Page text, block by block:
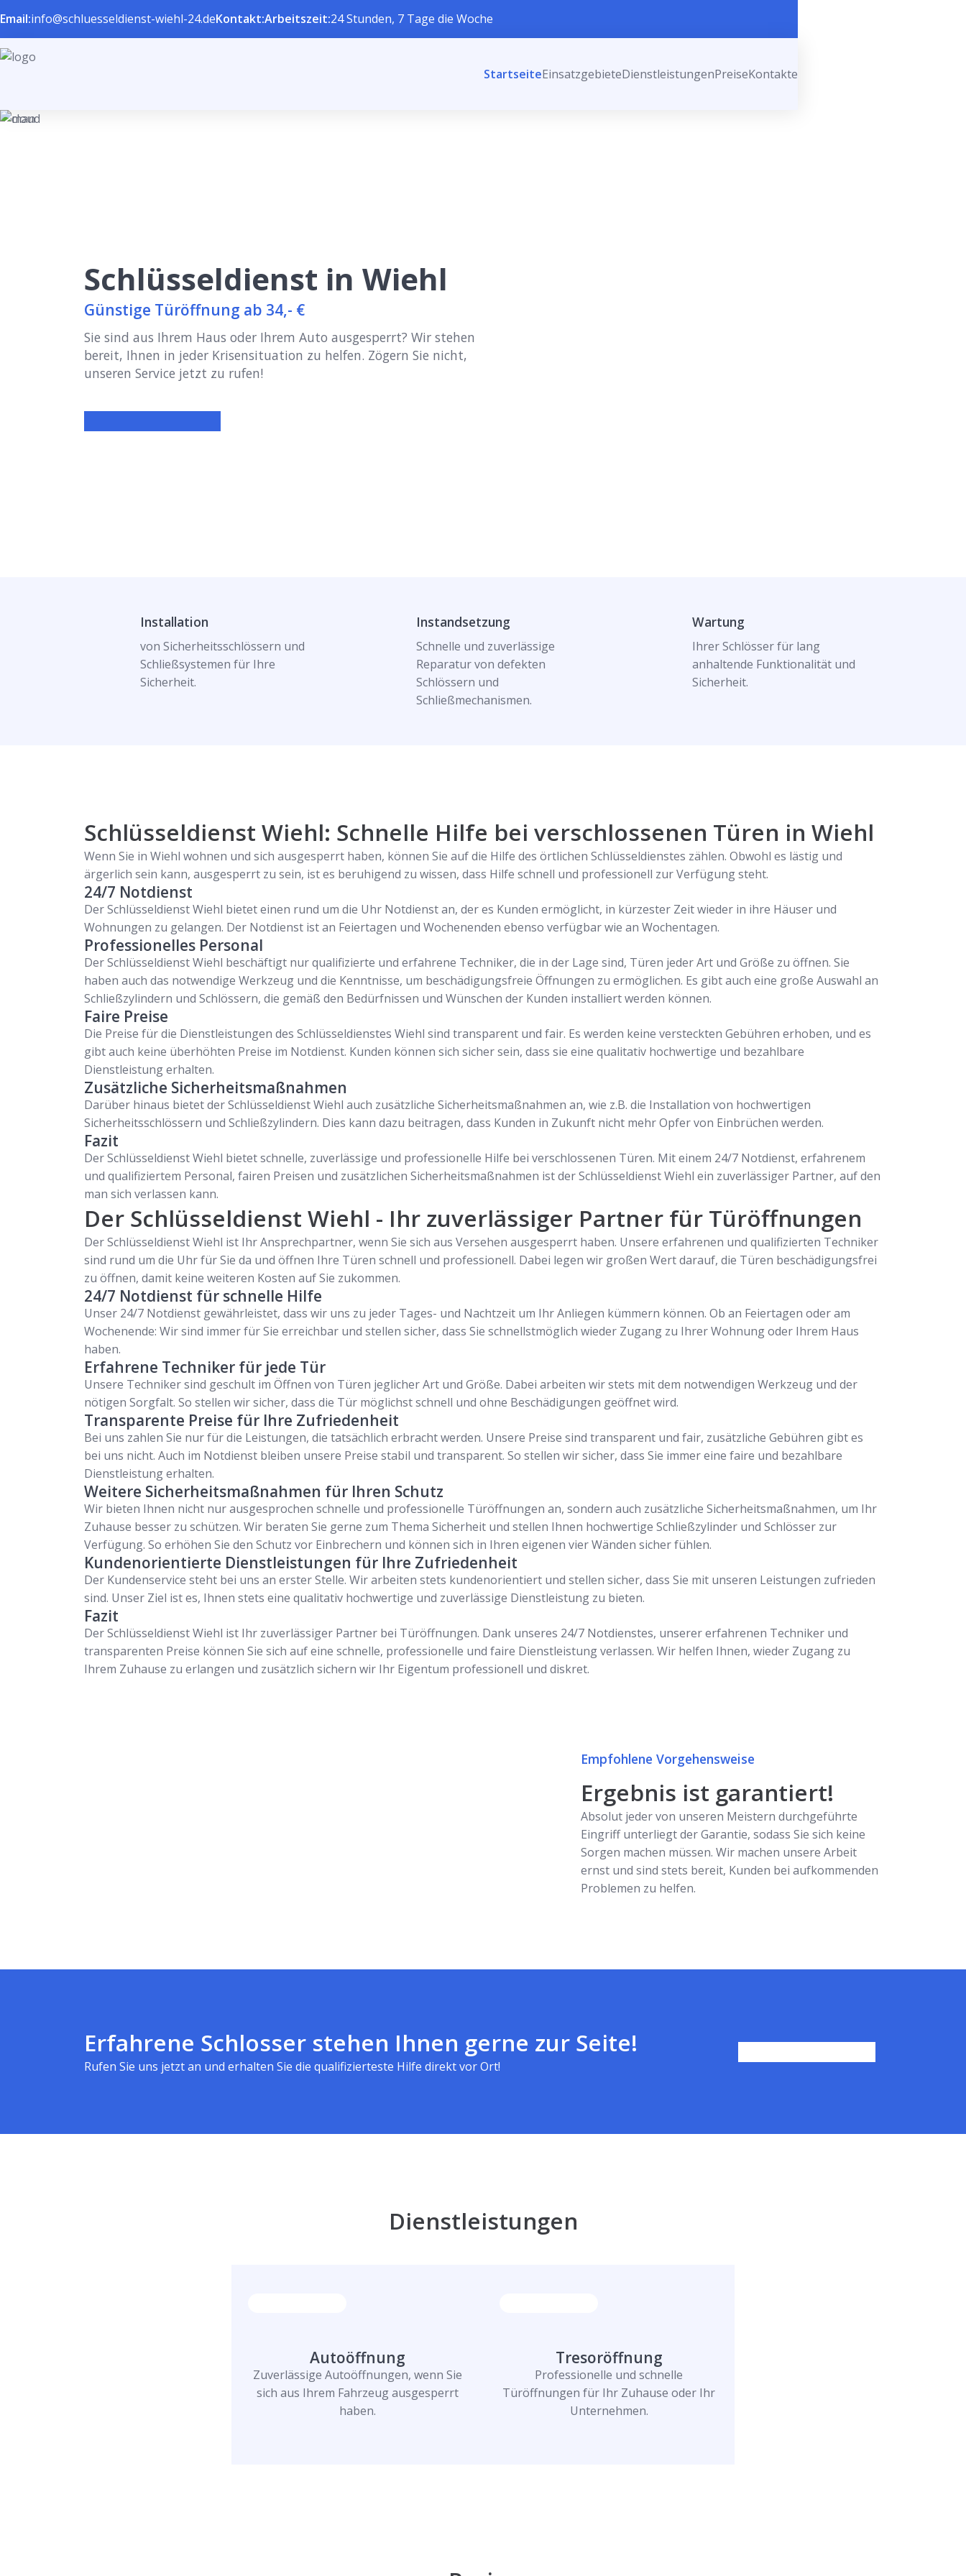
Email:info@schluesseldienst-wiehl-24.deKontakt:Arbeitszeit:24 Stunden, 7 Tage die Woche
StartseiteEinsatzgebieteDienstleistungenPreiseKontakte
Schlüsseldienst in Wiehl
Günstige Türöffnung ab 34,- €
Sie sind aus Ihrem Haus oder Ihrem Auto ausgesperrt? Wir stehen
bereit, Ihnen in jeder Krisensituation zu helfen. Zögern Sie nicht,
unseren Service jetzt zu rufen!
Installation
von Sicherheitsschlössern und
Schließsystemen für Ihre
Sicherheit.
Instandsetzung
Schnelle und zuverlässige
Reparatur von defekten
Schlössern und
Schließmechanismen.
Wartung
Ihrer Schlösser für lang
anhaltende Funktionalität und
Sicherheit.
Schlüsseldienst Wiehl: Schnelle Hilfe bei verschlossenen Türen in Wiehl
Wenn Sie in Wiehl wohnen und sich ausgesperrt haben, können Sie auf die Hilfe des örtlichen Schlüsseldienstes zählen. Obwohl es lästig und
ärgerlich sein kann, ausgesperrt zu sein, ist es beruhigend zu wissen, dass Hilfe schnell und professionell zur Verfügung steht.
24/7 Notdienst
Der Schlüsseldienst Wiehl bietet einen rund um die Uhr Notdienst an, der es Kunden ermöglicht, in kürzester Zeit wieder in ihre Häuser und
Wohnungen zu gelangen. Der Notdienst ist an Feiertagen und Wochenenden ebenso verfügbar wie an Wochentagen.
Professionelles Personal
Der Schlüsseldienst Wiehl beschäftigt nur qualifizierte und erfahrene Techniker, die in der Lage sind, Türen jeder Art und Größe zu öffnen. Sie
haben auch das notwendige Werkzeug und die Kenntnisse, um beschädigungsfreie Öffnungen zu ermöglichen. Es gibt auch eine große Auswahl an
Schließzylindern und Schlössern, die gemäß den Bedürfnissen und Wünschen der Kunden installiert werden können.
Faire Preise
Die Preise für die Dienstleistungen des Schlüsseldienstes Wiehl sind transparent und fair. Es werden keine versteckten Gebühren erhoben, und es
gibt auch keine überhöhten Preise im Notdienst. Kunden können sich sicher sein, dass sie eine qualitativ hochwertige und bezahlbare
Dienstleistung erhalten.
Zusätzliche Sicherheitsmaßnahmen
Darüber hinaus bietet der Schlüsseldienst Wiehl auch zusätzliche Sicherheitsmaßnahmen an, wie z.B. die Installation von hochwertigen
Sicherheitsschlössern und Schließzylindern. Dies kann dazu beitragen, dass Kunden in Zukunft nicht mehr Opfer von Einbrüchen werden.
Fazit
Der Schlüsseldienst Wiehl bietet schnelle, zuverlässige und professionelle Hilfe bei verschlossenen Türen. Mit einem 24/7 Notdienst, erfahrenem
und qualifiziertem Personal, fairen Preisen und zusätzlichen Sicherheitsmaßnahmen ist der Schlüsseldienst Wiehl ein zuverlässiger Partner, auf den
man sich verlassen kann.
Der Schlüsseldienst Wiehl - Ihr zuverlässiger Partner für Türöffnungen
Der Schlüsseldienst Wiehl ist Ihr Ansprechpartner, wenn Sie sich aus Versehen ausgesperrt haben. Unsere erfahrenen und qualifizierten Techniker
sind rund um die Uhr für Sie da und öffnen Ihre Türen schnell und professionell. Dabei legen wir großen Wert darauf, die Türen beschädigungsfrei
zu öffnen, damit keine weiteren Kosten auf Sie zukommen.
24/7 Notdienst für schnelle Hilfe
Unser 24/7 Notdienst gewährleistet, dass wir uns zu jeder Tages- und Nachtzeit um Ihr Anliegen kümmern können. Ob an Feiertagen oder am
Wochenende: Wir sind immer für Sie erreichbar und stellen sicher, dass Sie schnellstmöglich wieder Zugang zu Ihrer Wohnung oder Ihrem Haus
haben.
Erfahrene Techniker für jede Tür
Unsere Techniker sind geschult im Öffnen von Türen jeglicher Art und Größe. Dabei arbeiten wir stets mit dem notwendigen Werkzeug und der
nötigen Sorgfalt. So stellen wir sicher, dass die Tür möglichst schnell und ohne Beschädigungen geöffnet wird.
Transparente Preise für Ihre Zufriedenheit
Bei uns zahlen Sie nur für die Leistungen, die tatsächlich erbracht werden. Unsere Preise sind transparent und fair, zusätzliche Gebühren gibt es
bei uns nicht. Auch im Notdienst bleiben unsere Preise stabil und transparent. So stellen wir sicher, dass Sie immer eine faire und bezahlbare
Dienstleistung erhalten.
Weitere Sicherheitsmaßnahmen für Ihren Schutz
Wir bieten Ihnen nicht nur ausgesprochen schnelle und professionelle Türöffnungen an, sondern auch zusätzliche Sicherheitsmaßnahmen, um Ihr
Zuhause besser zu schützen. Wir beraten Sie gerne zum Thema Sicherheit und stellen Ihnen hochwertige Schließzylinder und Schlösser zur
Verfügung. So erhöhen Sie den Schutz vor Einbrechern und können sich in Ihren eigenen vier Wänden sicher fühlen.
Kundenorientierte Dienstleistungen für Ihre Zufriedenheit
Der Kundenservice steht bei uns an erster Stelle. Wir arbeiten stets kundenorientiert und stellen sicher, dass Sie mit unseren Leistungen zufrieden
sind. Unser Ziel ist es, Ihnen stets eine qualitativ hochwertige und zuverlässige Dienstleistung zu bieten.
Fazit
Der Schlüsseldienst Wiehl ist Ihr zuverlässiger Partner bei Türöffnungen. Dank unseres 24/7 Notdienstes, unserer erfahrenen Techniker und
transparenten Preise können Sie sich auf eine schnelle, professionelle und faire Dienstleistung verlassen. Wir helfen Ihnen, wieder Zugang zu
Ihrem Zuhause zu erlangen und zusätzlich sichern wir Ihr Eigentum professionell und diskret.
Empfohlene Vorgehensweise
Ergebnis ist garantiert!
Absolut jeder von unseren Meistern durchgeführte
Eingriff unterliegt der Garantie, sodass Sie sich keine
Sorgen machen müssen. Wir machen unsere Arbeit
ernst und sind stets bereit, Kunden bei aufkommenden
Problemen zu helfen.
Erfahrene Schlosser stehen Ihnen gerne zur Seite!
Rufen Sie uns jetzt an und erhalten Sie die qualifizierteste Hilfe direkt vor Ort!
Dienstleistungen
Autoöffnung
Zuverlässige Autoöffnungen, wenn Sie
sich aus Ihrem Fahrzeug ausgesperrt
haben.
Tresoröffnung
Professionelle und schnelle
Türöffnungen für Ihr Zuhause oder Ihr
Unternehmen.